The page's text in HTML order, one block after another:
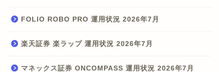
FOLIO ROBO PRO 運用状況 2026年7月
楽天証券 楽ラップ 運用状況 2026年7月
マネックス証券 ONCOMPASS 運用状況 2026年7月